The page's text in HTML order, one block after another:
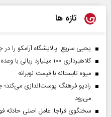
تازه ها
یحیی سریع: پالایشگاه آرامکو را
کلاهبرداری ۱۰۰ میلیارد ریالی با وعده فروش لوازم خانگی نصف قیمت!
میوه تابستانه با قیمت نوبرانه
می‌رود
سخنگوی فراجا: عامل اصلی حادثه